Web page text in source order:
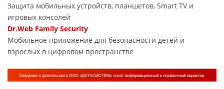
Защита мобильных устройств, планшетов, Smart TV и
игровых консолей
Dr.Web Family Security
Мобильное приложение для безопасности детей и
взрослых в цифровом пространстве